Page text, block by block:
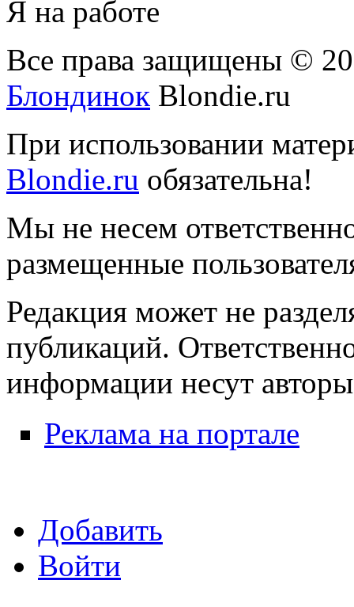
Я на работе
Все права защищены ©
Блондинок Blondie.ru
При использовании
Blondie.ru обязательна!
Мы не несем
размещенные
Редакция может не
публикаций.
информации несут
Реклама на портале
Добавить
Войти